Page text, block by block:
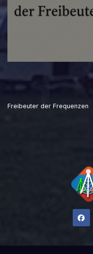
Freibeuter der Frequenzen